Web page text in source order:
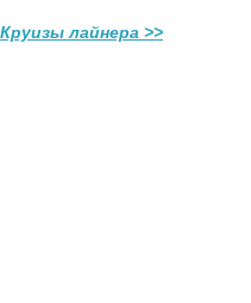
Круизы лайнера >>